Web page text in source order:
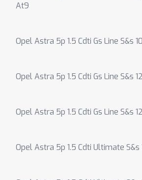
At9
Opel Astra 5p 1.5 Cdti Gs Line S&s
Opel Astra 5p 1.5 Cdti Gs Line S&s
Opel Astra 5p 1.5 Cdti Gs Line S&s
Opel Astra 5p 1.5 Cdti Ultimate S&s